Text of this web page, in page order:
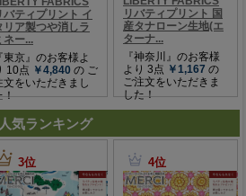
人気ランキング